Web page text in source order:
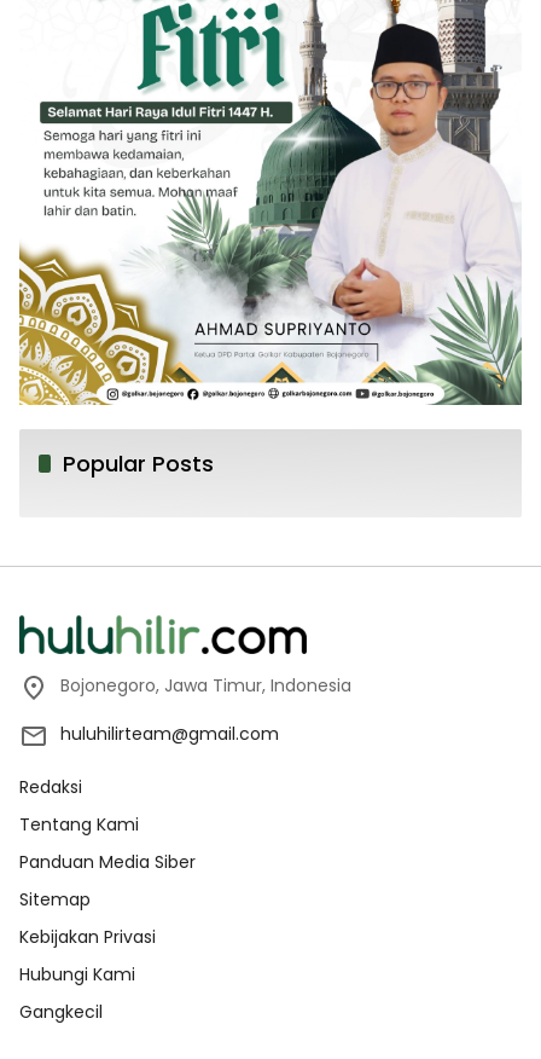
Popular Posts
Bojonegoro, Jawa Timur, Indonesia
huluhilirteam@gmail.com
Redaksi
Tentang Kami
Panduan Media Siber
Sitemap
Kebijakan Privasi
Hubungi Kami
Gangkecil